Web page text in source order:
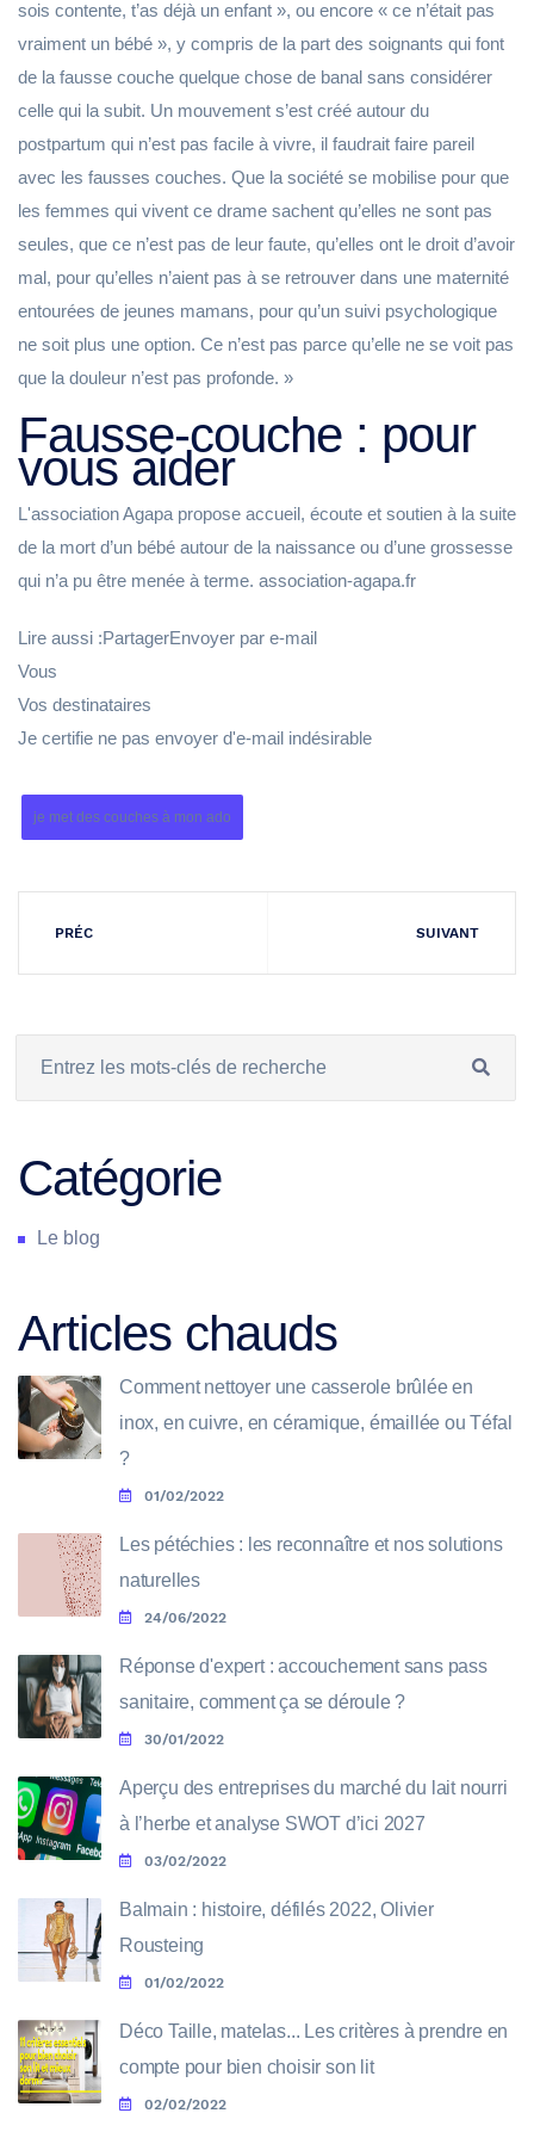
sois contente, t’as déjà un enfant », ou encore « ce n’était pas
vraiment un bébé », y compris de la part des soignants qui font
de la fausse couche quelque chose de banal sans considérer
celle qui la subit. Un mouvement s’est créé autour du
postpartum qui n’est pas facile à vivre, il faudrait faire pareil
avec les fausses couches. Que la société se mobilise pour que
les femmes qui vivent ce drame sachent qu’elles ne sont pas
seules, que ce n’est pas de leur faute, qu’elles ont le droit d’avoir
mal, pour qu’elles n’aient pas à se retrouver dans une maternité
entourées de jeunes mamans, pour qu’un suivi psychologique
ne soit plus une option. Ce n’est pas parce qu’elle ne se voit pas
que la douleur n’est pas profonde. »
Fausse-couche : pour
vous aider
L'association Agapa propose accueil, écoute et soutien à la suite
de la mort d’un bébé autour de la naissance ou d’une grossesse
qui n’a pu être menée à terme. association-agapa.fr
Lire aussi :PartagerEnvoyer par e-mail
Vous
Vos destinataires
Je certifie ne pas envoyer d'e-mail indésirable
je met des couches à mon ado
PRÉC SUIVANT
Catégorie
Le blog
Articles chauds
Comment nettoyer une casserole brûlée en
inox, en cuivre, en céramique, émaillée ou Téfal
?
01/02/2022
Les pétéchies : les reconnaître et nos solutions
naturelles
24/06/2022
Réponse d'expert : accouchement sans pass
sanitaire, comment ça se déroule ?
30/01/2022
Aperçu des entreprises du marché du lait nourri
à l’herbe et analyse SWOT d’ici 2027
03/02/2022
Balmain : histoire, défilés 2022, Olivier
Rousteing
01/02/2022
Déco Taille, matelas... Les critères à prendre en
compte pour bien choisir son lit
02/02/2022